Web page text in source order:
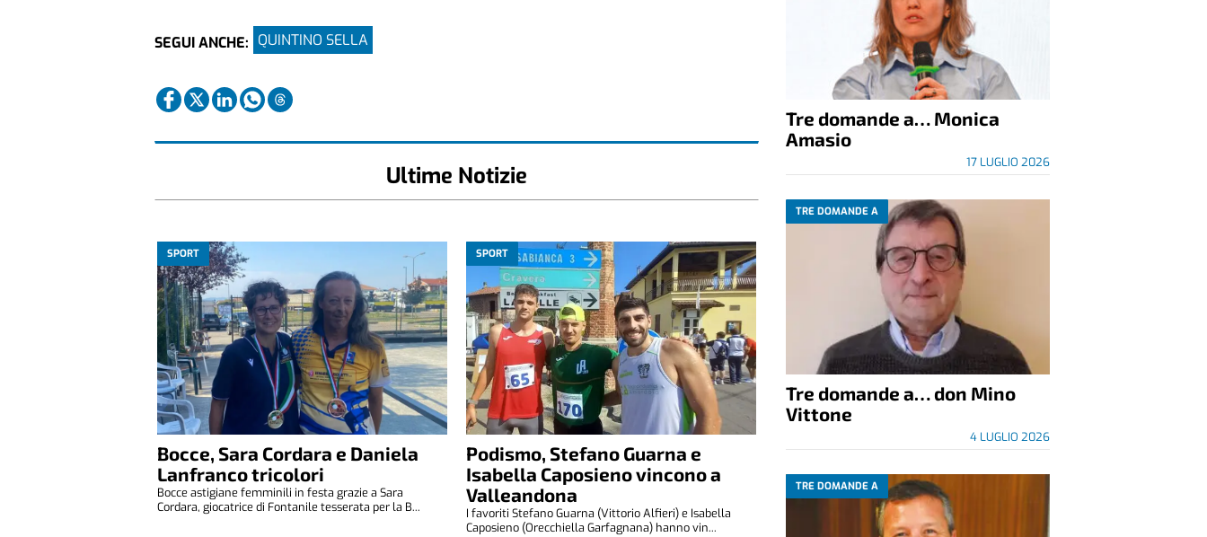
SEGUI ANCHE: QUINTINO SELLA
Ultime Notizie
SPORT
Bocce, Sara Cordara e Daniela
Lanfranco tricolori
Bocce astigiane femminili in festa grazie a Sara
Cordara, giocatrice di Fontanile tesserata per la B...
SPORT
Podismo, Stefano Guarna e
Isabella Caposieno vincono a
Valleandona
I favoriti Stefano Guarna (Vittorio Alfieri) e Isabella
Caposieno (Orecchiella Garfagnana) hanno vin...
Tre domande a… Monica
Amasio
17 LUGLIO 2026
TRE DOMANDE A
Tre domande a… don Mino
Vittone
4 LUGLIO 2026
TRE DOMANDE A